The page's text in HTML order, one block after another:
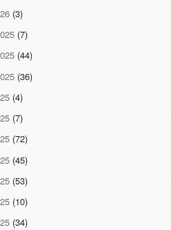
(3)
(7)
(44)
(36)
(4)
(7)
(72)
(45)
(53)
(10)
(34)